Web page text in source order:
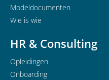
Modeldocumenten
Wie is wie
HR & Consulting
Opleidingen
Onboarding